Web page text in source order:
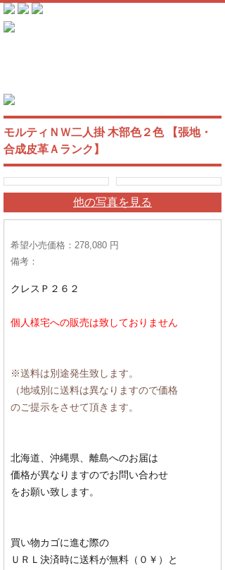
モルティＮＷ二人掛 木部色２色 【張地・
合成皮革Ａランク】
他の写真を見る
希望小売価格：278,080 円
備考：
クレスＰ２６２
個人様宅への販売は致しておりません
※送料は別途発生致します。
（地域別に送料は異なりますので価格
のご提示をさせて頂きます。
北海道、沖縄県、離島へのお届は
価格が異なりますのでお問い合わせ
をお願い致します。
買い物カゴに進む際の
ＵＲＬ決済時に送料が無料（０￥）と